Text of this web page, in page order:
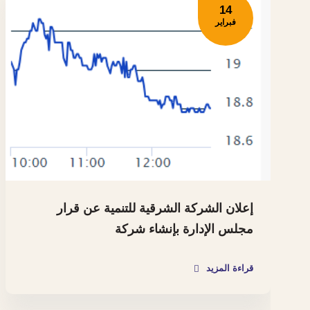
14
فبراير
إعلان الشركة الشرقية للتنمية عن قرار
مجلس الإدارة بإنشاء شركة
قراءة المزيد